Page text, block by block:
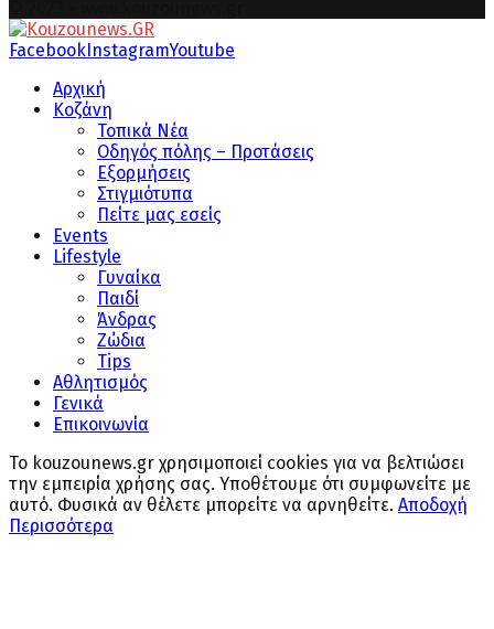
FacebookInstagramYoutube
Αρχική
Κοζάνη
Τοπικά Νέα
Οδηγός πόλης – Προτάσεις
Εξορμήσεις
Στιγμιότυπα
Πείτε μας εσείς
Events
Lifestyle
Γυναίκα
Παιδί
Άνδρας
Ζώδια
Tips
Αθλητισμός
Γενικά
Επικοινωνία
Το kouzounews.gr χρησιμοποιεί cookies για να βελτιώσει
την εμπειρία χρήσης σας. Υποθέτουμε ότι συμφωνείτε με
αυτό. Φυσικά αν θέλετε μπορείτε να αρνηθείτε. Αποδοχή
Περισσότερα